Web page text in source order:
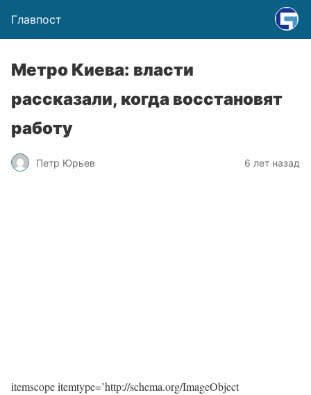
Главпост
Метро Киева: власти
рассказали, когда восстановят
работу
Петр Юрьев 6 лет назад
itemscope itemtype=’http://schema.org/ImageObject